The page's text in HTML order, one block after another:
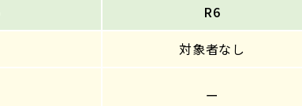
R6
対象者なし
ー